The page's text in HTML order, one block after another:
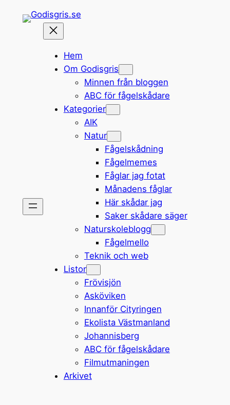
Hem
Om Godisgris
Minnen från bloggen
ABC för fågelskådare
Kategorier
AIK
Natur
Fågelskådning
Fågelmemes
Fåglar jag fotat
Månadens fåglar
Här skådar jag
Saker skådare säger
Naturskoleblogg
Fågelmello
Teknik och web
Listor
Frövisjön
Asköviken
Innanför Cityringen
Ekolista Västmanland
Johannisberg
ABC för fågelskådare
Filmutmaningen
Arkivet